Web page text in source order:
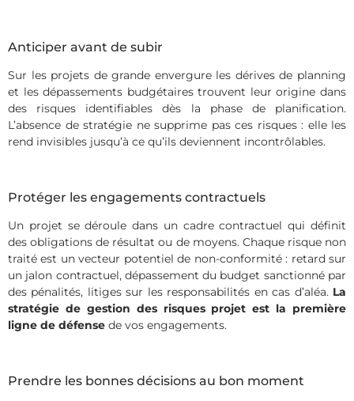
Anticiper avant de subir
Sur les projets de grande envergure les dérives de planning
et les dépassements budgétaires trouvent leur origine dans
des risques identifiables dès la phase de planification.
L’absence de stratégie ne supprime pas ces risques : elle les
rend invisibles jusqu’à ce qu’ils deviennent incontrôlables.
Protéger les engagements contractuels
Un projet se déroule dans un cadre contractuel qui définit
des obligations de résultat ou de moyens. Chaque risque non
traité est un vecteur potentiel de non-conformité : retard sur
un jalon contractuel, dépassement du budget sanctionné par
des pénalités, litiges sur les responsabilités en cas d’aléa.La
stratégie de gestion des risques projet est la première
ligne de défense de vos engagements.
Prendre les bonnes décisions au bon moment